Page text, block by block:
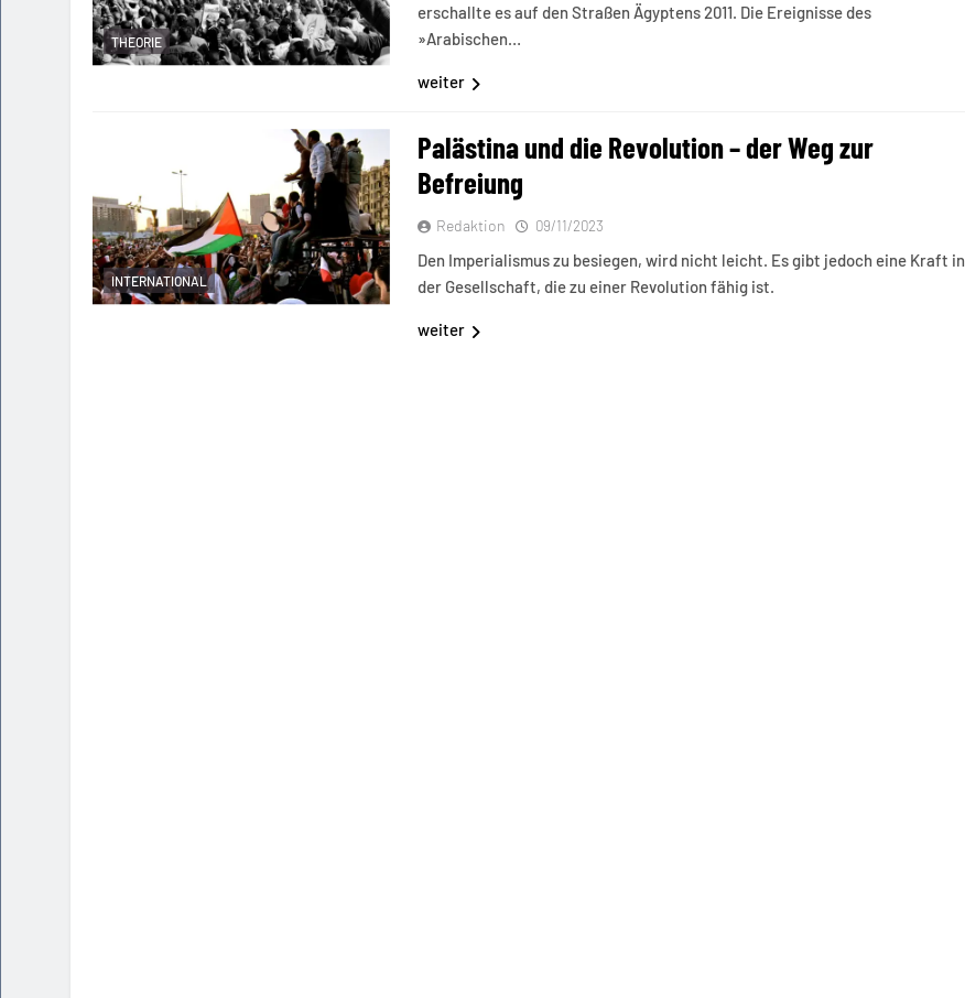
THEORIE
erschallte es auf den Straßen Ägyptens 2011. Die Ereignisse des
»Arabischen…
weiter
INTERNATIONAL
Palästina und die Revolution – der Weg zur
Befreiung
Redaktion 09/11/2023
Den Imperialismus zu besiegen, wird nicht leicht. Es gibt jedoch eine Kraft in
der Gesellschaft, die zu einer Revolution fähig ist.
weiter